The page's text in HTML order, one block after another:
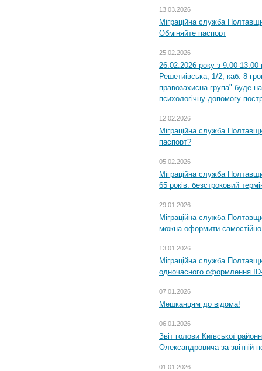
13.03.2026
Міграційна служба
Обміняйте паспорт
25.02.2026
26.02.2026 року з 9:00-
Решетиівська, 1/2, каб. 8
правозахисна група" буде
психологічну допомогу
12.02.2026
Міграційна служба
паспорт?
05.02.2026
Міграційна служба
65 років: безстроковий
29.01.2026
Міграційна служба
можна оформити самостійно
13.01.2026
Міграційна служба
одночасного оформлення
07.01.2026
Мешканцям до відома!
06.01.2026
Звіт голови Київської
Олександровича за звітній
01.01.2026